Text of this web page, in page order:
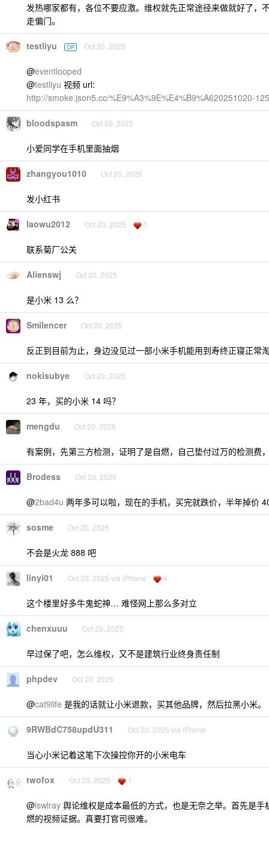
发热哪家都有，各位不要应激。维权就先正常途径来做就好了，
走偏门。
testliyu OP Oct 20, 2025
@eventlooped
@testliyu 视频 url:
http://smoke.json5.cc/%E9%A3%9E%E4%B9%A620251020-
bloodspasm Oct 20, 2025
小爱同学在手机里面抽烟
zhangyou1010 Oct 20, 2025
发小红书
laowu2012 Oct 20, 2025 1
联系菊厂公关
Alienswj Oct 20, 2025
是小米 13 么？
Smilencer Oct 20, 2025
反正到目前为止，身边没见过一部小米手机能用到寿终正寝正常
nokisubye Oct 20, 2025
23 年，买的小米 14 吗？
mengdu Oct 20, 2025
有案例，先第三方检测，证明了是自燃，自己垫付过万的检测费
Brodess Oct 20, 2025
@2bad4u 两年多可以啦，现在的手机，买完就跌价，半年掉价
sosme Oct 20, 2025
不会是火龙 888 吧
linyi01 Oct 20, 2025 via iPhone 4
这个楼里好多牛鬼蛇神… 难怪网上那么多对立
chenxuuu Oct 20, 2025
早过保了吧，怎么维权，又不是建筑行业终身责任制
phpdev Oct 20, 2025
@cat9life 是我的话就让小米退款，买其他品牌，然后拉黑小米。
9RWBdC758updU311 Oct 20, 2025 via iPhone
当心小米记着这笔下次操控你开的小米电车
twofox Oct 20, 2025 1
@lswlray 舆论维权是成本最低的方式，也是无奈之举。首先是手
燃的视频证据。真要打官司很难。